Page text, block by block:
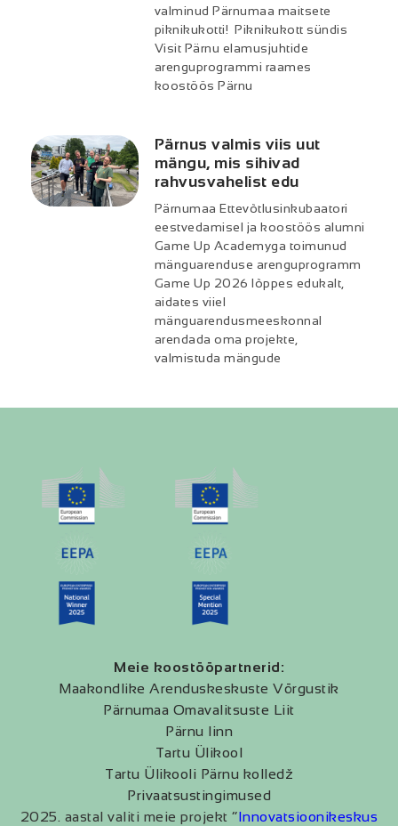
valminud Pärnumaa maitsete
piknikukotti! Piknikukott sündis
Visit Pärnu elamusjuhtide
arenguprogrammi raames
koostöös Pärnu
Pärnus valmis viis uut
mängu, mis sihivad
rahvusvahelist edu
Pärnumaa Ettevõtlusinkubaatori
eestvedamisel ja koostöös alumni
Game Up Academyga toimunud
mänguarenduse arenguprogramm
Game Up 2026 lõppes edukalt,
aidates viiel
mänguarendusmeeskonnal
arendada oma projekte,
valmistuda mängude
Meie koostööpartnerid:
Maakondlike Arenduskeskuste Võrgustik
Pärnumaa Omavalitsuste Liit
Pärnu linn
Tartu Ülikool
Tartu Ülikooli Pärnu kolledž
Privaatsustingimused
2025. aastal valiti meie projekt “Innovatsioonikeskus